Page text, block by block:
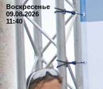
Воскресенье
09.08.2026
11:40